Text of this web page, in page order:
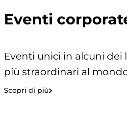
Eventi
Eventi unici in alcuni dei
più straordinari al
Scopri di più